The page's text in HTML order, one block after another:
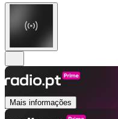
Mais informações